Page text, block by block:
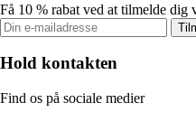
Få 10 % rabat ved at tilmelde dig
Hold kontakten
Find os på sociale medier